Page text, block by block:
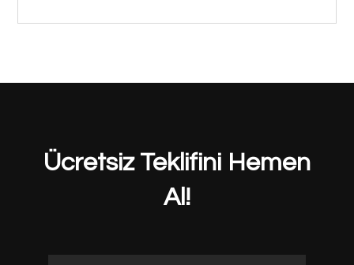
Ücretsiz Teklifini Hemen
Al!